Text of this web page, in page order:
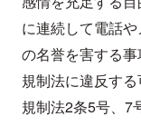
に連続して電話
の名誉を害する
規制法に違反す
規制法2条5号、7